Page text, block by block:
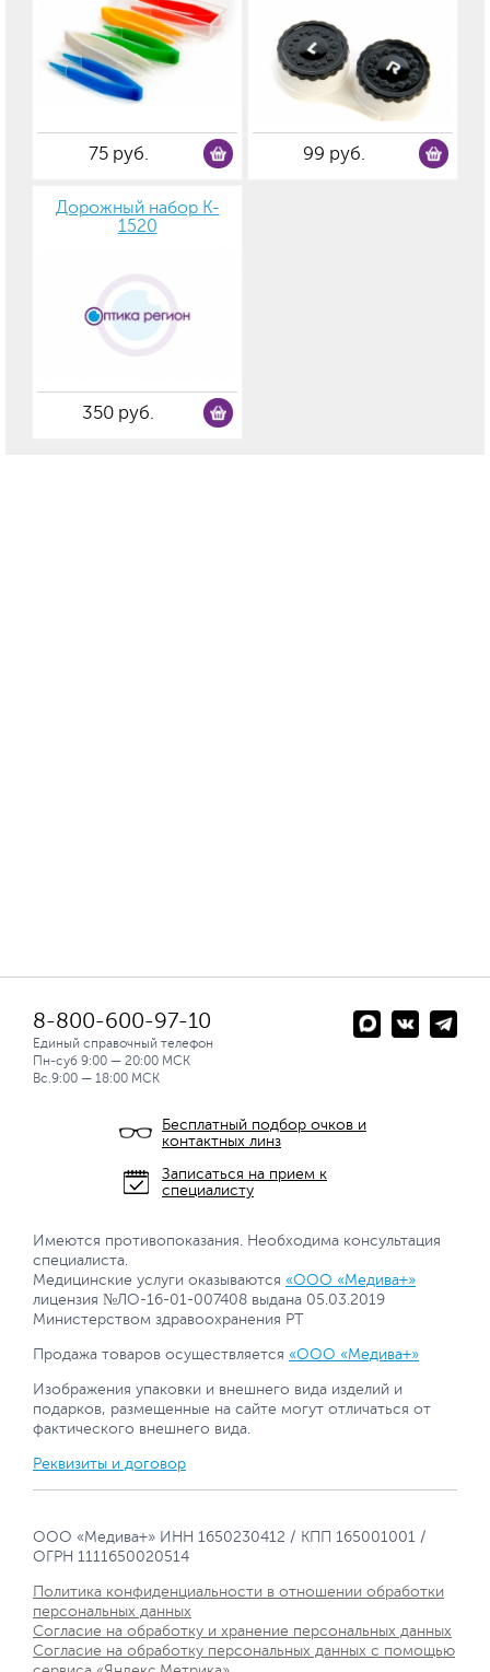
75 руб. 99 руб.
Дорожный набор K-
1520
350 руб.
8-800-600-97-10
Единый справочный телефон
Пн-суб 9:00 — 20:00 МСК
Вс.9:00 — 18:00 МСК
Бесплатный подбор очков и
контактных линз
Записаться на прием к
специалисту
Имеются противопоказания. Необходима консультация
специалиста.
Медицинские услуги оказываются «ООО «Медива+»
лицензия №ЛО-16-01-007408 выдана 05.03.2019
Министерством здравоохранения РТ
Продажа товаров осуществляется «ООО «Медива+»
Изображения упаковки и внешнего вида изделий и
подарков, размещенные на сайте могут отличаться от
фактического внешнего вида.
Реквизиты и договор
ООО «Медива+» ИНН 1650230412 / КПП 165001001 /
ОГРН 1111650020514
Политика конфиденциальности в отношении обработки
персональных данных
Согласие на обработку и хранение персональных данных
Согласие на обработку персональных данных с помощью